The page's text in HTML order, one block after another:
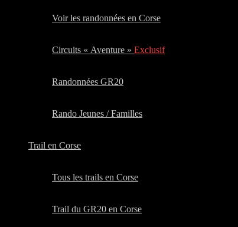
Voir les randonnées en Corse
Circuits « Aventure » Exclusif
Randonnées GR20
Rando Jeunes / Familles
Trail en Corse
Tous les trails en Corse
Trail du GR20 en Corse